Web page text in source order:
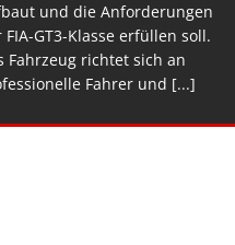
und die Anforderungen
FIA-GT3-Klasse erfüllen soll.
Fahrzeug richtet sich an
Fahrer und [...]